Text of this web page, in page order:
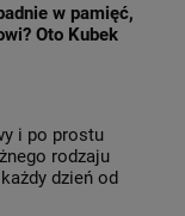
w pamięć,
Oto Kubek
i po prostu
rodzaju
dzień od